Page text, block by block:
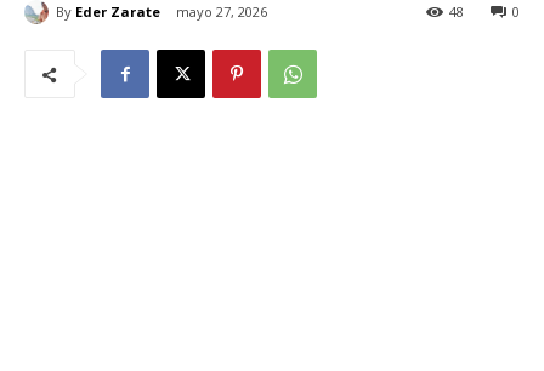
By Eder Zarate mayo 27, 2026 0
48